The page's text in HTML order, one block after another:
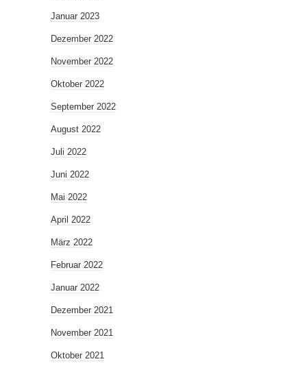
Januar 2023
Dezember 2022
November 2022
Oktober 2022
September 2022
August 2022
Juli 2022
Juni 2022
Mai 2022
April 2022
März 2022
Februar 2022
Januar 2022
Dezember 2021
November 2021
Oktober 2021